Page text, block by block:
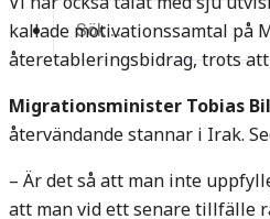
Sök
efter:
kallade motivationssamtal på
återetableringsbidrag, trots
Migrationsminister Tobias
återvändande stannar i Irak.
– Är det så att man inte
att man vid ett senare tillfälle